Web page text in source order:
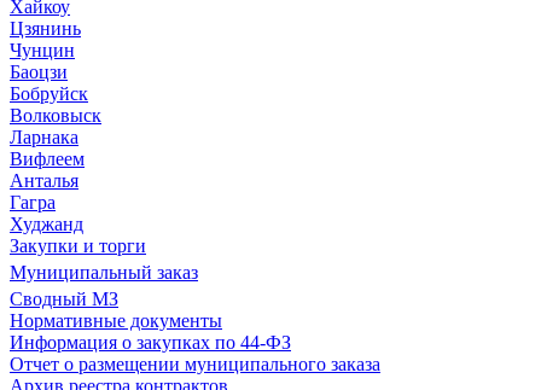
Хайкоу
Цзянинь
Чунцин
Баоцзи
Бобруйск
Волковыск
Ларнака
Вифлеем
Анталья
Гагра
Худжанд
Закупки и торги
Муниципальный заказ
Сводный МЗ
Нормативные документы
Информация о закупках по 44-ФЗ
Отчет о размещении муниципального заказа
Архив реестра контрактов